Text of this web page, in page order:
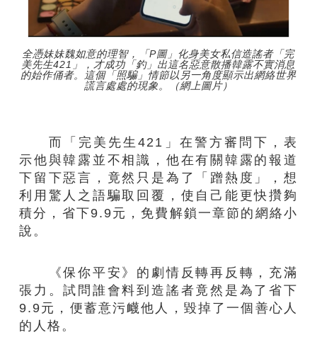
全憑妹妹魏如意的理智，「P圖」化身美女私信造謠者「完
美先生421」，才成功「釣」出這名惡意散播韓露不實消息
的始作俑者。這個「照騙」情節以另一角度顯示出網絡世界
謊言處處的現象。（網上圖片）
而「完美先生421」在警方審問下，表
示他與韓露並不相識，他在有關韓露的報道
下留下惡言，竟然只是為了「蹭熱度」，想
利用驚人之語騙取回覆，使自己能更快攢夠
積分，省下9.9元，免費解鎖一章節的網絡小
說。
《保你平安》的劇情反轉再反轉，充滿
張力。試問誰會料到造謠者竟然是為了省下
9.9元，便蓄意污衊他人，毀掉了一個善心人
的人格。